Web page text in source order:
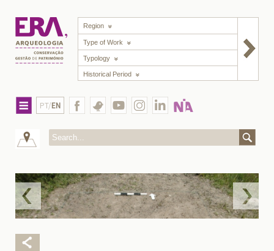
Region
Type of Work
Typology
Historical Period
PT/EN